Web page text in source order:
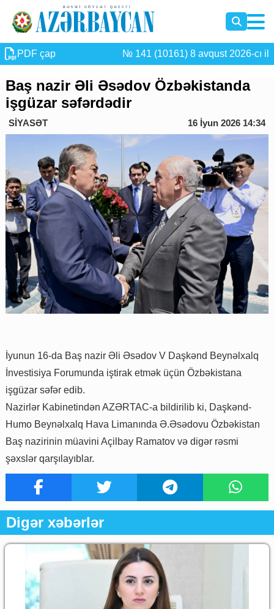
PDF çap № 141 (10161) 8 avqust 2026-cı il
Baş nazir Əli Əsədov Özbəkistanda
işgüzar səfərdədir
SİYASƏT 16 İyun 2026 14:34
İyunun 16-da Baş nazir Əli Əsədov V Daşkənd Beynəlxalq
İnvestisiya Forumunda iştirak etmək üçün Özbəkistana
işgüzar səfər edib.
Nazirlər Kabinetindən AZƏRTAC-a bildirilib ki, Daşkənd-
Humo Beynəlxalq Hava Limanında Ə.Əsədovu Özbəkistan
Baş nazirinin müavini Açilbay Ramatov və digər rəsmi
şəxslər qarşılayıblar.
Digər xəbərlər